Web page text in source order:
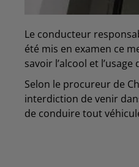
Le conducteur
été mis en examen ce
savoir l’alcool et l’usage
Selon le procureur de
interdiction de venir
de conduire tout